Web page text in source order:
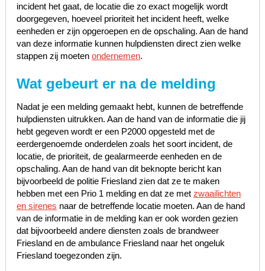
incident het gaat, de locatie die zo exact mogelijk wordt
doorgegeven, hoeveel prioriteit het incident heeft, welke
eenheden er zijn opgeroepen en de opschaling. Aan de hand
van deze informatie kunnen hulpdiensten direct zien welke
stappen zij moeten ondernemen.
Wat gebeurt er na de melding
Nadat je een melding gemaakt hebt, kunnen de betreffende
hulpdiensten uitrukken. Aan de hand van de informatie die jij
hebt gegeven wordt er een P2000 opgesteld met de
eerdergenoemde onderdelen zoals het soort incident, de
locatie, de prioriteit, de gealarmeerde eenheden en de
opschaling. Aan de hand van dit beknopte bericht kan
bijvoorbeeld de politie Friesland zien dat ze te maken
hebben met een Prio 1 melding en dat ze met zwaailichten
en sirenes naar de betreffende locatie moeten. Aan de hand
van de informatie in de melding kan er ook worden gezien
dat bijvoorbeeld andere diensten zoals de brandweer
Friesland en de ambulance Friesland naar het ongeluk
Friesland toegezonden zijn.